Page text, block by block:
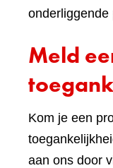
onderliggende
Meld
Kom je een
aan ons door